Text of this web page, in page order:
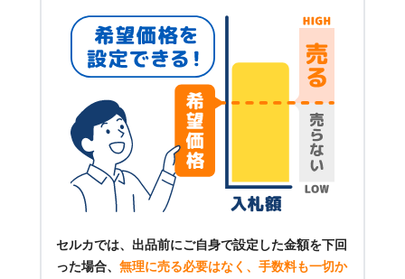
セルカでは、出品前にご自身で設定した金額を下回
った場合、 無理に売る必要はなく、手数料も一切か